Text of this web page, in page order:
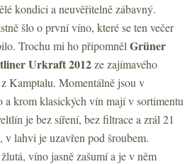
kondici a neuvěřitelně zábavný.
šlo o první víno, které se ten večer
Trochu mi ho připomněl Grüner
Urkraft 2012ze zajímavého
Kamptalu. Momentálně jsou v
a krom klasických vín mají v sortimentu
je bez síření, bez filtrace a zrál 21
v lahvi je uzavřen pod šroubem.
víno jasně zašumí a je v něm